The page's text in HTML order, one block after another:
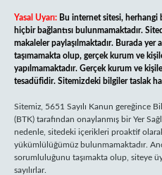
Yasal Uyarı: Bu internet sitesi, herhangi
hiçbir bağlantısı bulunmamaktadır.
makaleler paylaşılmaktadır. Burada
taşımamakta olup, gerçek kurum ve
yapılmamaktadır. Gerçek kurum ve
tesadüfidir. Sitemizdeki bilgiler taslak
Sitemiz, 5651 Sayılı Kanun gereğince
(BTK) tarafından onaylanmış bir Yer
nedenle, sitedeki içerikleri proaktif
yükümlülüğümüz bulunmamaktadır.
sorumluluğunu taşımakta olup, siteye
sayılırlar.